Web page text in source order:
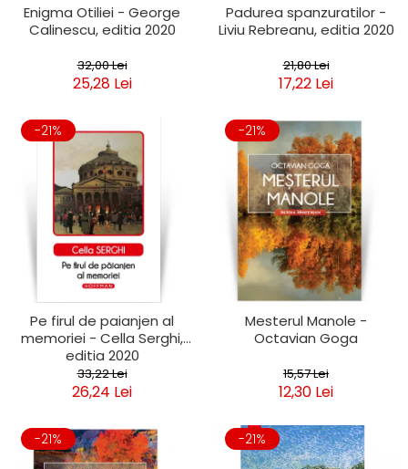
Enigma Otiliei - George
Calinescu, editia 2020
32,00 Lei
25,28 Lei
Padurea spanzuratilor -
Liviu Rebreanu, editia 2020
21,80 Lei
17,22 Lei
-21%
Pe firul de paianjen al
memoriei - Cella Serghi,
editia 2020
33,22 Lei
26,24 Lei
-21%
Mesterul Manole -
Octavian Goga
15,57 Lei
12,30 Lei
-21% -21%